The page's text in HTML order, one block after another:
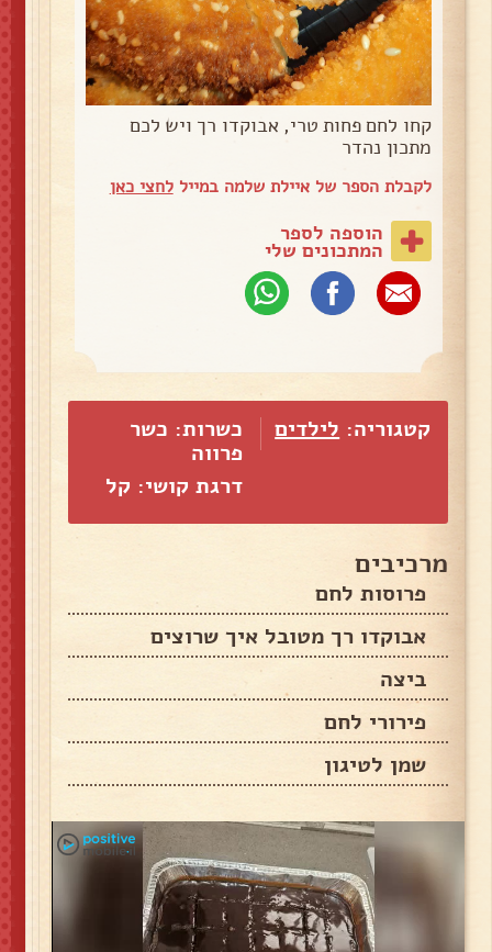
קחו לחם פחות טרי, אבוקדו רך ויש לכם
מתכון נהדר
לקבלת הספר של איילת שלמה במייללחצי כאן
הוספה לספר
המתכונים שלי
קטגוריה: לילדים
כשרות: כשר
פרווה
דרגת קושי: קל
מרכיבים
פרוסות לחם
אבוקדו רך מטובל איך שרוצים
ביצה
פירורי לחם
שמן לטיגון